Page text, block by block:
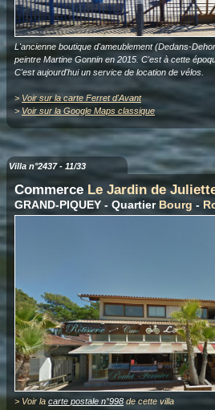
L'ancienne boutique d'ameublement (Dedans-
peintre Martine Gonnin en 2015. C'est à cette
C'est aujourd'hui un service de location de vélos.
> Voir sur la carte Ferret d'Avant
>Voir sur la Google Maps classique
Villa n°2437 - 11/33
Commerce Le Jardin de
GRAND-PIQUEY - Quartier Bourg -
> Voir la carte postale n°998 de cette villa